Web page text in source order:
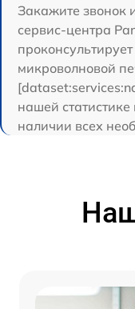
Закажите звонок
сервис-центра
микроволновой
нашей
наличии всех